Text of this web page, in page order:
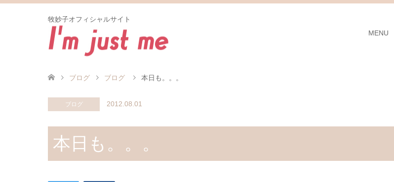
牧妙子オフィシャルサイト
MENU
ブログ ブログ 本日も。。。
ブログ 2012.08.01
本日も。。。